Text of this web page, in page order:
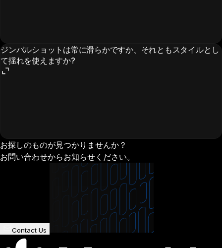
ジンバルショットは常に滑らかですか、それともスタイルとし
て揺れを使えますか?
お探しのものが見つかりませんか？
お問い合わせからお知らせください。
Contact Us